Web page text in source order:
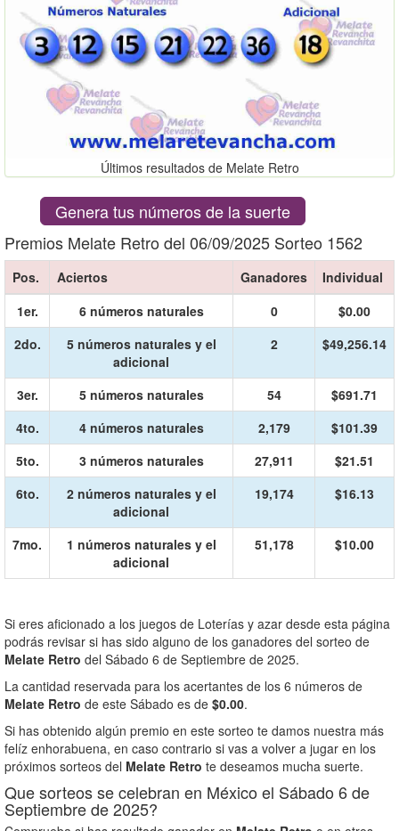
Últimos resultados de Melate Retro
Genera tus números de la suerte
Premios Melate Retro del 06/09/2025 Sorteo 1562
Pos. Aciertos Ganadores
Individual
1er.
6 números naturales 0
$0.00
2do.
5 números naturales y el
adicional
2 $49,256.14
3er. 5 números naturales 54
$691.71
4to.
4 números naturales 2,179
$101.39
5to.
3 números naturales 27,911
$21.51
6to.
2 números naturales y el
adicional
19,174 $16.13
7mo.
1 números naturales y el
adicional
51,178 $10.00
Si eres aficionado a los juegos de Loterías y azar desde esta página
podrás revisar si has sido alguno de los ganadores del sorteo de
Melate Retro del Sábado 6 de Septiembre de 2025.
La cantidad reservada para los acertantes de los 6 números de
Melate Retro de este Sábado es de $0.00.
Si has obtenido algún premio en este sorteo te damos nuestra más
felíz enhorabuena, en caso contrario si vas a volver a jugar en los
próximos sorteos del Melate Retro te deseamos mucha suerte.
Que sorteos se celebran en México el Sábado 6 de
Septiembre de 2025?